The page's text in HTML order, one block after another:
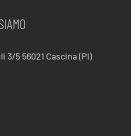
3/5 56021 Cascina (PI)